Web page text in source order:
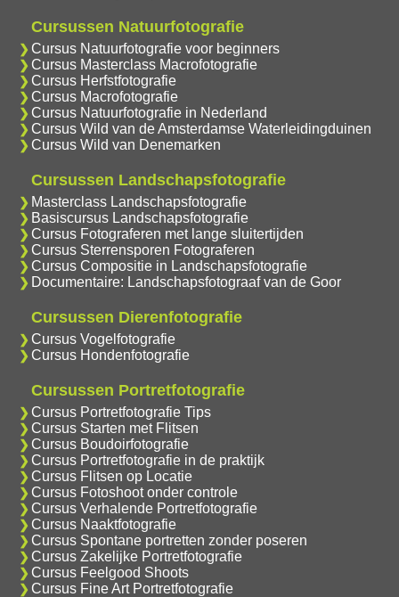
Cursussen Natuurfotografie
Cursus Natuurfotografie voor beginners
Cursus Masterclass Macrofotografie
Cursus Herfstfotografie
Cursus Macrofotografie
Cursus Natuurfotografie in Nederland
Cursus Wild van de Amsterdamse Waterleidingduinen
Cursus Wild van Denemarken
Cursussen Landschapsfotografie
Masterclass Landschapsfotografie
Basiscursus Landschapsfotografie
Cursus Fotograferen met lange sluitertijden
Cursus Sterrensporen Fotograferen
Cursus Compositie in Landschapsfotografie
Documentaire: Landschapsfotograaf van de Goor
Cursussen Dierenfotografie
Cursus Vogelfotografie
Cursus Hondenfotografie
Cursussen Portretfotografie
Cursus Portretfotografie Tips
Cursus Starten met Flitsen
Cursus Boudoirfotografie
Cursus Portretfotografie in de praktijk
Cursus Flitsen op Locatie
Cursus Fotoshoot onder controle
Cursus Verhalende Portretfotografie
Cursus Naaktfotografie
Cursus Spontane portretten zonder poseren
Cursus Zakelijke Portretfotografie
Cursus Feelgood Shoots
Cursus Fine Art Portretfotografie